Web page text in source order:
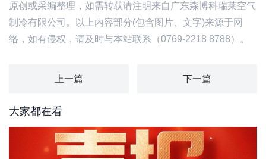
原创或采编整理，如需转载请注明来自广东森博科瑞莱空气
制冷有限公司。以上内容部分(包含图片、文字)来源于网
络，如有侵权，请及时与本站联系（0769-2218 8788）。
上一篇 下一篇
大家都在看